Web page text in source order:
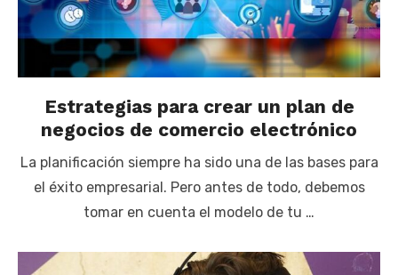
Estrategias para crear un plan de
negocios de comercio electrónico
La planificación siempre ha sido una de las bases para
el éxito empresarial. Pero antes de todo, debemos
tomar en cuenta el modelo de tu …